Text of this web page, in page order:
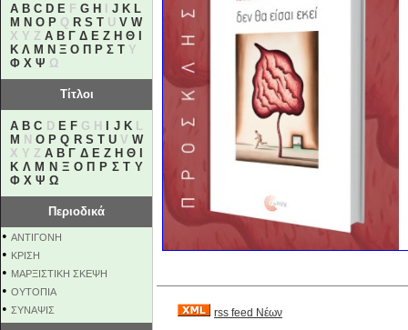
A B C D E F G H J K L
M N O P Q R S T U V W
X Y Z Α Β Γ Δ Ε Ζ Η Θ
Κ Λ Μ Ν Ξ Ο Π Ρ Σ Τ Υ
Φ Χ Ψ Ω
Τίτλοι
A B C D E FG H J KL
M NO P Q R S T UVW
X Y ZΑ Β Γ Δ Ε Ζ Η Θ
Κ Λ Μ Ν Ξ Ο Π Ρ Σ Τ Υ
Φ Χ Ψ Ω
Περιοδικά
• ΑΝΤΙΓΟΝΗ
• ΚΡΙΣΗ
• ΜΑΡΞΙΣΤΙΚΗ ΣΚΕΨΗ
• ΟΥΤΟΠΙΑ
• ΣΥΝΑΨΙΣ rss feed Νέων